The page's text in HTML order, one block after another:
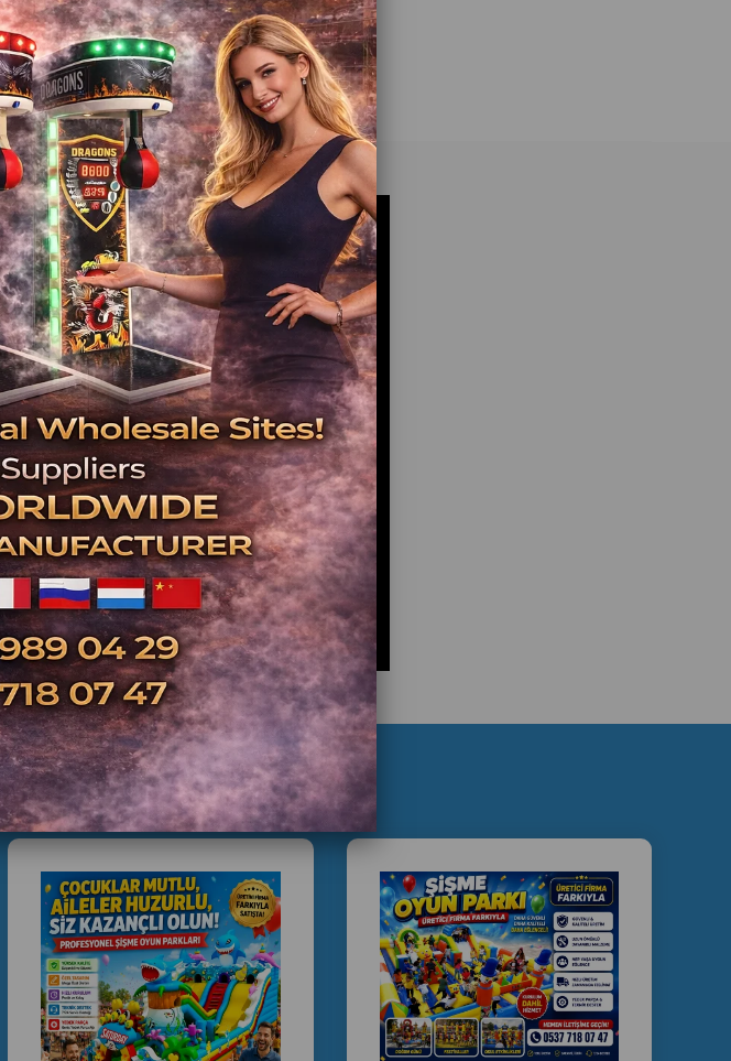
Tırmanma Duvarı
Soft Play Modülleri
Kuleli Kaydırak Sistemleri
Mini Langırt / Hava Hokeyi / Jetonlu Oyuncaklar
Zemin Minderleri ve Güvenlik Fileleri
Veliler İçin Kafeterya Alanı
Çocuk Tuvaleti / Bebek Bakım Alanı
Lokasyon Seçimi Neden Önemlidir?
ana cadde üzeri lokasyonlar yüksek kira getirisi olsa da yoğun ziyaretçi potansiyeline
sahiptir.
Okul ve kreş çevreleri ise daha düşük maliyetle hedef kitleye yakınlık sağlar.
Kimler İçin Uygundur?
Girişimciler
Ebeveynler
Kadın Kooperatifleri
Belediye ortak projeleri
Franchise düşünen yatırımcılar
kapalı oyun parkı açmak
çocuk oyun alanı kurulumu
oyun parkı maliyeti 2025
soft play park kurulum
kapalı oyun alanı yatırım
oyun parkı ekipman fiyatları
çocuk eğlence merkezi kurmak
kapalı oyun alanı ticareti
anahtar teslim oyun parkı
oyun parkı yatırım fırsatları
Profesyonel Kurulum Hizmeti Alın